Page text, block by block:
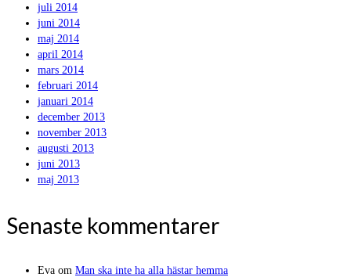
juli 2014
juni 2014
maj 2014
april 2014
mars 2014
februari 2014
januari 2014
december 2013
november 2013
augusti 2013
juni 2013
maj 2013
Senaste kommentarer
Eva om Man ska inte ha alla hästar hemma